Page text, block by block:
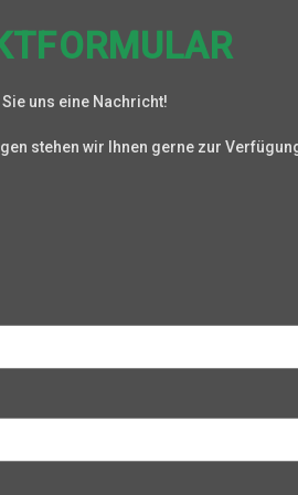
uns eine Nachricht!
stehen wir Ihnen gerne zur